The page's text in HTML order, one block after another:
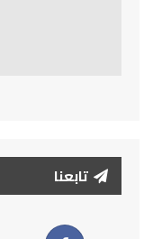
تابعنا